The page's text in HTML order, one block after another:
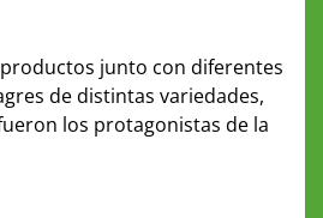
junto con diferentes
de distintas variedades,
los protagonistas de la